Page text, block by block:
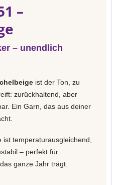
–
– unendlich
ist der Ton, zu
zurückhaltend, aber
Ein Garn, das aus deiner
temperaturausgleichend,
– perfekt für
ganze Jahr trägt.